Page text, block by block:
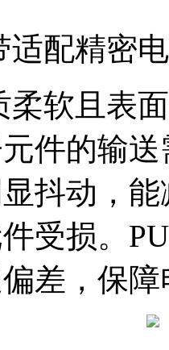
适配精密
柔软且表
件的输
抖动，
受损。
差，保